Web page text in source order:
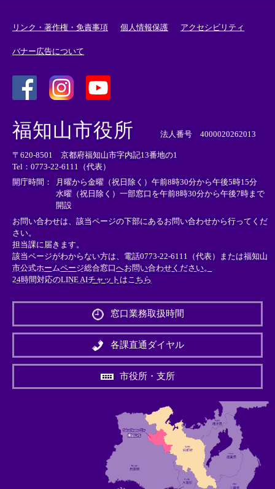
リンク・著作権・免責事項 個人情報保護 アクセシビリティ
バナー広告について
外
部
リ
ン
ク
＞
外
リ
ン
ク
＞
外
部
ン
ク
＞
福知山市役所 法人番号 4000020262013
〒620-8501 京都府福知山市字内記13番地の1
Tel：0773-22-6111（代表）
開庁時間：
月曜から金曜（祝日除く）午前8時30分から午後5時15分
水曜（祝日除く）一部窓口を午前8時30分から午後7時まで
開設
お問い合わせは、該当ページの下部にあるお問い合わせから行ってくだ
さい。
担当課に届きます。
該当ページがわからない方は、電話0773-22-6111（代表）または福知山
市公式ホームページ総合窓口へお問い合わせください。
24時間対応のLINE AIチャットはこちら
外
リ
ン
＞
窓口業務取扱時間
各課直通ダイヤル
市役所・支所